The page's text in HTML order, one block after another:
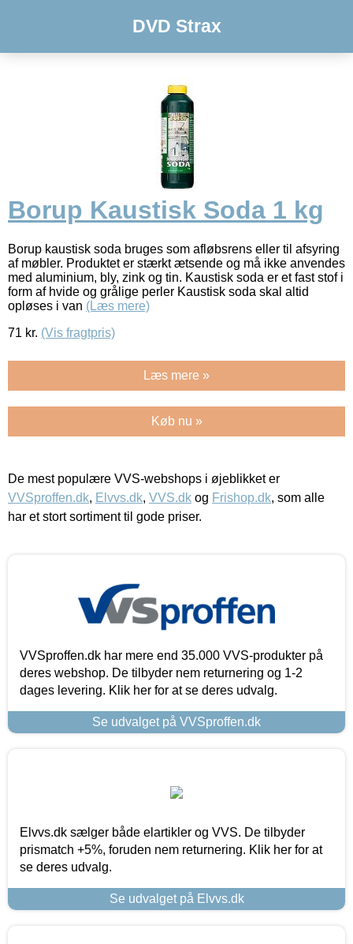
DVD Strax
Borup Kaustisk Soda 1 kg
Borup kaustisk soda bruges som afløbsrens eller til afsyring
af møbler. Produktet er stærkt ætsende og må ikke anvendes
med aluminium, bly, zink og tin. Kaustisk soda er et fast stof i
form af hvide og grålige perler Kaustisk soda skal altid
opløses i van (Læs mere)
71 kr. (Vis fragtpris)
Læs mere »
Køb nu »
De mest populære VVS-webshops i øjeblikket er
VVSproffen.dk, Elvvs.dk, VVS.dk og Frishop.dk, som alle
har et stort sortiment til gode priser.
VVSproffen.dk har mere end 35.000 VVS-produkter på
deres webshop. De tilbyder nem returnering og 1-2
dages levering. Klik her for at se deres udvalg.
Se udvalget på VVSproffen.dk
Elvvs.dk sælger både elartikler og VVS. De tilbyder
prismatch +5%, foruden nem returnering. Klik her for at
se deres udvalg.
Se udvalget på Elvvs.dk